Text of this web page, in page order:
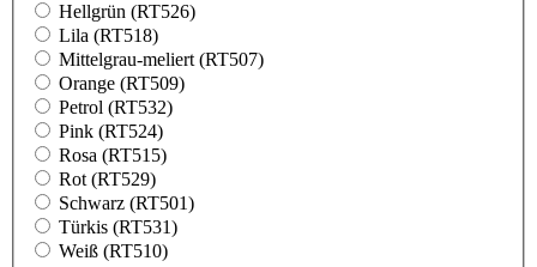
Hellgrün (RT526)
Lila (RT518)
Mittelgrau-meliert (RT507)
Orange (RT509)
Petrol (RT532)
Pink (RT524)
Rosa (RT515)
Rot (RT529)
Schwarz (RT501)
Türkis (RT531)
Weiß (RT510)